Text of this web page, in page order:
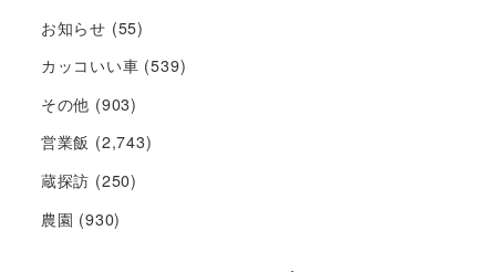
お知らせ (55)
カッコいい車 (539)
その他 (903)
営業飯 (2,743)
蔵探訪 (250)
農園 (930)